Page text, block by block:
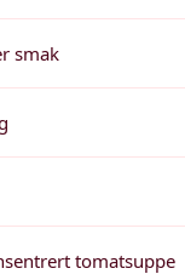
smak
tomatsuppe